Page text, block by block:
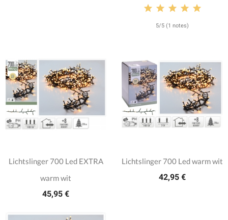
5/5 (1 notes)
Lichtslinger 700 Led EXTRA
warm wit
45,95 €
Lichtslinger 700 Led warm wit
42,95 €